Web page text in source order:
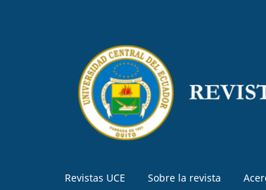
Revistas UCE Sobre la revista